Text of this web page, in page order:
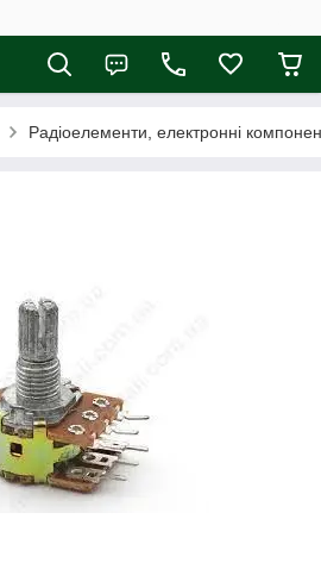
Радіоелементи, електронні